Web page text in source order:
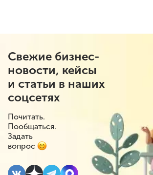
Свежие бизнес-
новости, кейсы
и статьи в наших
соцсетях
Почитать.
Пообщаться.
Задать
вопрос